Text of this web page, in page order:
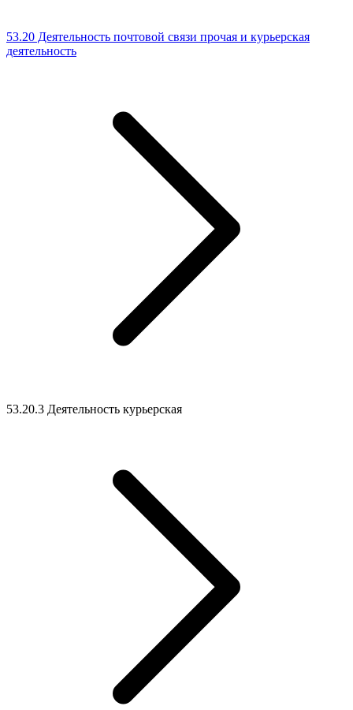
53.20 Деятельность почтовой связи прочая и курьерская
деятельность
53.20.3 Деятельность курьерская